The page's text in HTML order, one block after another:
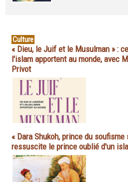
Culture
« Dieu, le Juif et le Musulman » :
l'islam apportent au monde, avec
Privot
« Dara Shukoh, prince du soufisme
ressuscite le prince oublié d'un